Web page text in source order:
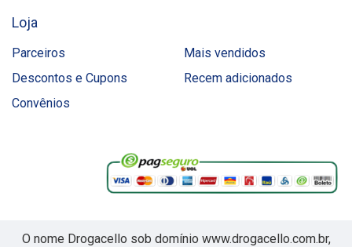
Loja
Parceiros
Mais vendidos
Descontos e Cupons
Recem adicionados
Convênios
O nome Drogacello sob domínio www.drogacello.com.br,